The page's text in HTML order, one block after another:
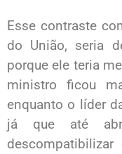
Esse contraste
do União, seria
porque ele teria
ministro ficou
enquanto o líder
já que até